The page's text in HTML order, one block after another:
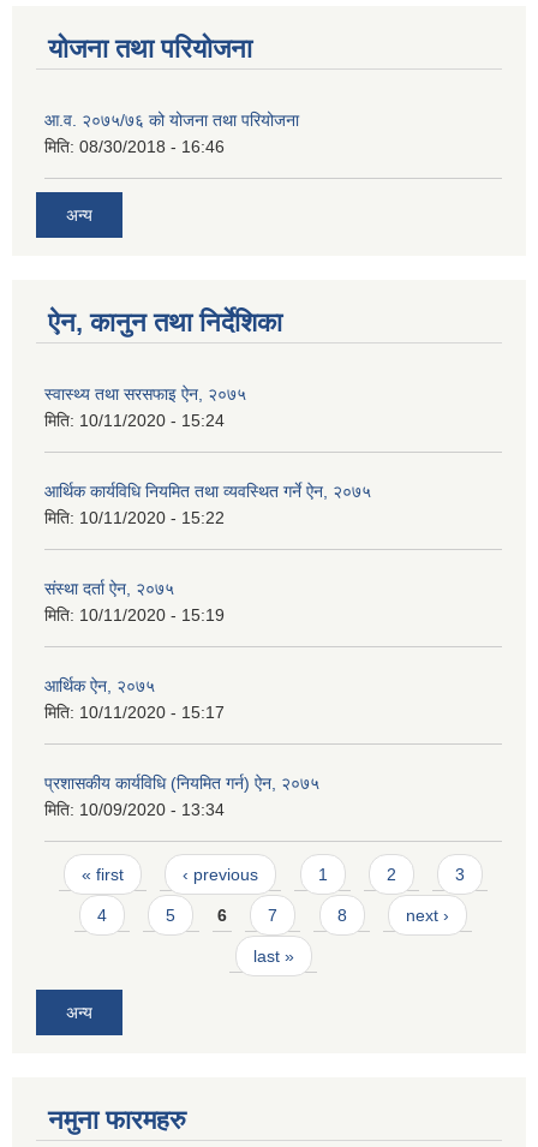
योजना तथा परियोजना
आ.व. २०७५/७६ को योजना तथा परियोजना
मिति: 08/30/2018 - 16:46
अन्य
ऐन, कानुन तथा निर्देशिका
स्वास्थ्य तथा सरसफाइ ऐन, २०७५
मिति: 10/11/2020 - 15:24
आर्थिक कार्यविधि नियमित तथा व्यवस्थित गर्ने ऐन, २०७५
मिति: 10/11/2020 - 15:22
संस्था दर्ता ऐन, २०७५
मिति: 10/11/2020 - 15:19
आर्थिक ऐन, २०७५
मिति: 10/11/2020 - 15:17
प्रशासकीय कार्यविधि (नियमित गर्न) ऐन, २०७५
मिति: 10/09/2020 - 13:34
Pages
« first ‹ previous 1 2 3
4 5 6 7 8 next ›
last »
अन्य
नमुना फारमहरु